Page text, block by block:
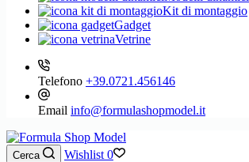
Kit di montaggio
Gadget
Vetrine
Telefono +39.0721.456146
Email info@formulashopmodel.it
Cerca Wishlist 0